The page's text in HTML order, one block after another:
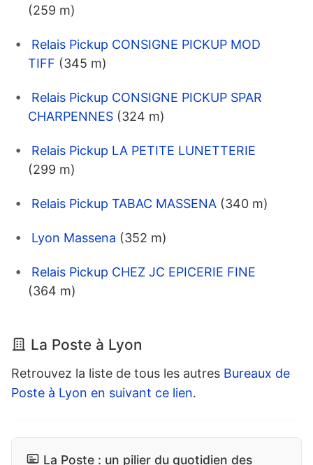
(259 m)
Relais Pickup CONSIGNE PICKUP MOD
TIFF (345 m)
Relais Pickup CONSIGNE PICKUP SPAR
CHARPENNES (324 m)
Relais Pickup LA PETITE LUNETTERIE
(299 m)
Relais Pickup TABAC MASSENA (340 m)
Lyon Massena (352 m)
Relais Pickup CHEZ JC EPICERIE FINE
(364 m)
La Poste à Lyon
Retrouvez la liste de tous les autres Bureaux de
Poste à Lyon en suivant ce lien.
La Poste : un pilier du quotidien des